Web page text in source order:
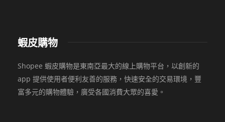
蝦皮購物
Shopee 蝦皮購物是東南亞最大的線上購物平台，以創新的
app 提供使用者便利友善的服務，快速安全的交易環境，豐
富多元的購物體驗，廣受各國消費大眾的喜愛。